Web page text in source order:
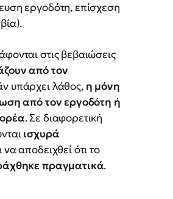
εργοδότη, επίσχεση
στις βεβαιώσεις
από τον
υπάρχει λάθος, η μόνη
από τον εργοδότη ή
. Σε διαφορετική
ισχυρά
να αποδειχθεί ότι το
πραγματικά.